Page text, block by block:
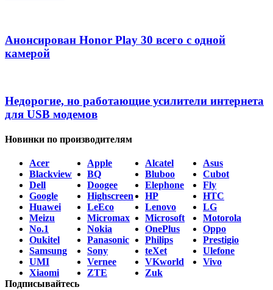
Анонсирован Honor Play 30 всего с одной
камерой
Недорогие, но работающие усилители интернета
для USB модемов
Новинки по производителям
Acer Apple Alcatel
Asus
Blackview
BQ Bluboo
Cubot
Dell
Doogee Elephone
Fly
Google
Highscreen HP
HTC
Huawei
LeEco Lenovo
LG
Meizu
Micromax Microsoft
Motorola
No.1
Nokia OnePlus
Oppo
Oukitel
Panasonic Philips
Prestigio
Samsung
Sony teXet
Ulefone
UMI
Vernee VKworld
Vivo
Xiaomi
ZTE
Zuk
Подписывайтесь